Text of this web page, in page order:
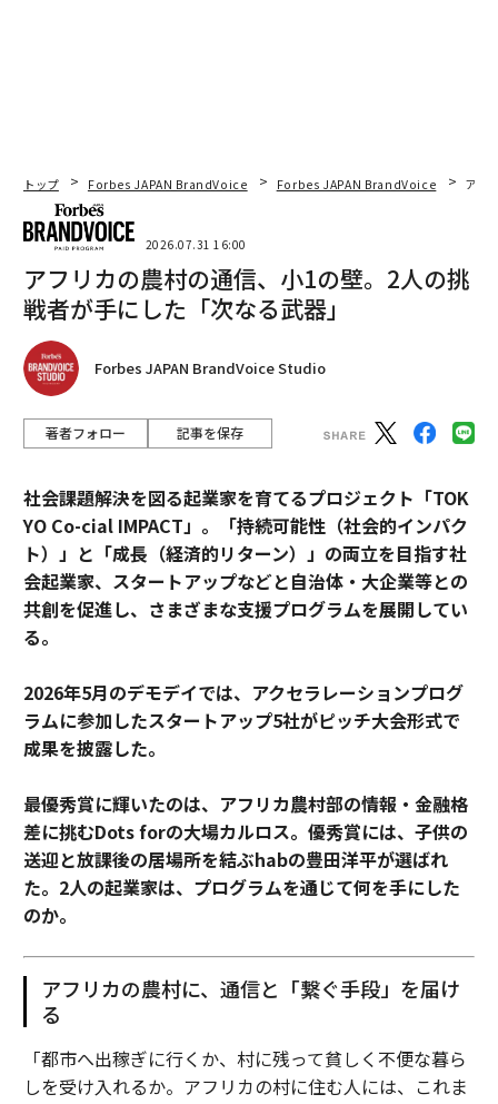
トップ Forbes JAPAN BrandVoice Forbes JAPAN BrandVoice アフ
2026.07.31 16:00
アフリカの農村の通信、小1の壁。2人の挑
戦者が手にした「次なる武器」
Forbes JAPAN BrandVoice Studio
著者フォロー 記事を保存
社会課題解決を図る起業家を育てるプロジェクト「TOK
YO Co-cial IMPACT」。
「持続可能性（社会的インパク
ト）」と「成長（経済的リターン）」の両立を目指す社
会起業家、スタートアップなどと自治体・大企業等との
共創を促進し、さまざまな支援プログラムを展開してい
る。
2026年5月のデモデイでは、アクセラレーションプログ
ラムに参加したスタートアップ5社がピッチ大会形式で
成果を披露した。
最優秀賞に輝いたのは、アフリカ農村部の情報・金融格
差に挑むDots forの大場カルロス。優秀賞には、子供の
送迎と放課後の居場所を結ぶhabの豊田洋平が選ばれ
た。2人の起業家は、プログラムを通じて何を手にした
のか。
アフリカの農村に、通信と「繋ぐ手段」を届け
る
「都市へ出稼ぎに行くか、村に残って貧しく不便な暮ら
しを受け入れるか。アフリカの村に住む人には、これま